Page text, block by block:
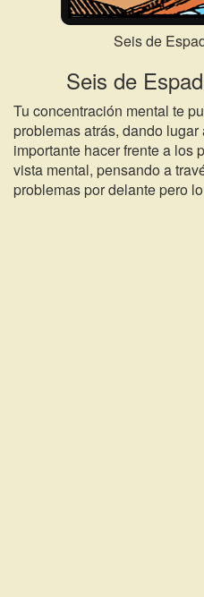
Seis de
Seis de
Tu concentración mental te
problemas atrás, dando
importante hacer frente a los
vista mental, pensando a
problemas por delante pero